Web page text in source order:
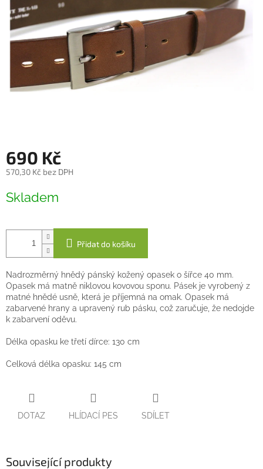
690 Kč
570,30 Kč bez DPH
cena:
Skladem
Přidat do košíku
Nadrozměrný hnědý pánský kožený opasek o šířce 40 mm.
Opasek má matně niklovou kovovou sponu. Pásek je vyrobený z
matné hnědé usně, která je příjemná na omak. Opasek má
zabarvené hrany a upravený rub pásku, což zaručuje, že nedojde
k zabarvení oděvu.
Délka opasku ke třetí dírce: 130 cm
Celková délka opasku: 145 cm
DOTAZ HLÍDACÍ PES SDÍLET
Související produkty